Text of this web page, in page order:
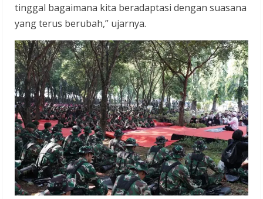
tinggal bagaimana kita beradaptasi dengan suasana
yang terus berubah,” ujarnya.